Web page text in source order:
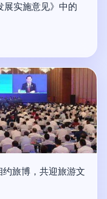
展实施意见》中的
旅博，共迎旅游文